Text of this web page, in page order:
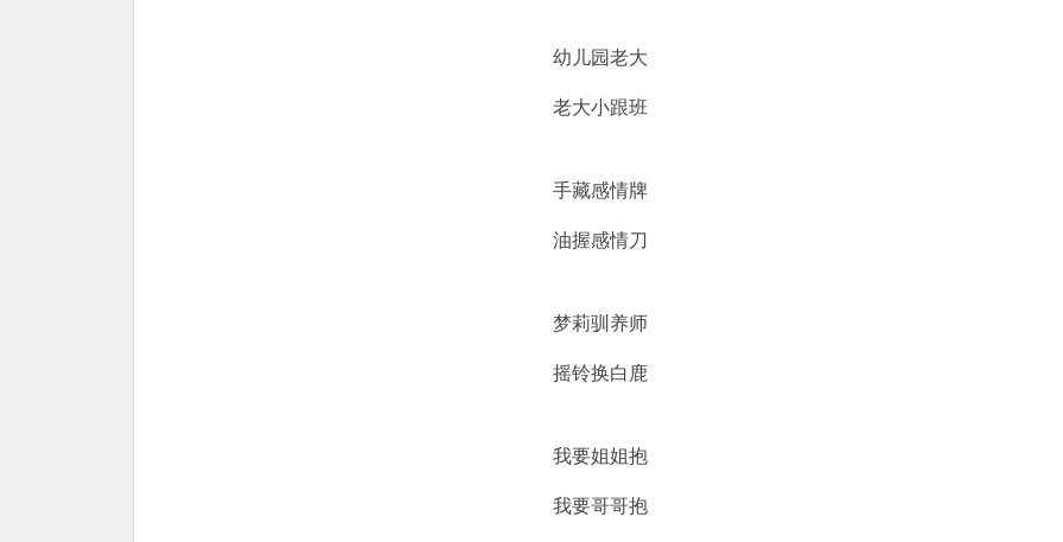
幼儿园老大
老大小跟班
手藏感情牌
油握感情刀
梦莉驯养师
摇铃换白鹿
我要姐姐抱
我要哥哥抱